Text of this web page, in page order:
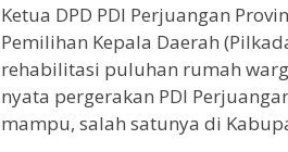
Ketua DPD PDI Perjuangan
Pemilihan Kepala Daerah
rehabilitasi puluhan rumah
nyata pergerakan PDI
mampu, salah satunya di